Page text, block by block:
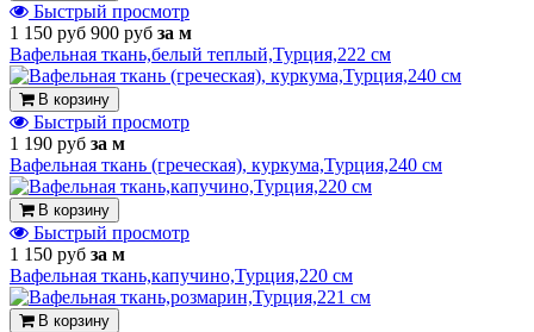
Быстрый просмотр
1 150 руб 900 руб за м
Вафельная ткань,белый теплый,Турция,222 см
В корзину
Быстрый просмотр
1 190 руб за м
Вафельная ткань (греческая), куркума,Турция,240 см
В корзину
Быстрый просмотр
1 150 руб за м
Вафельная ткань,капучино,Турция,220 см
В корзину